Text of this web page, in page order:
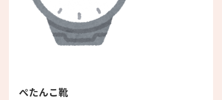
ぺたんこ靴